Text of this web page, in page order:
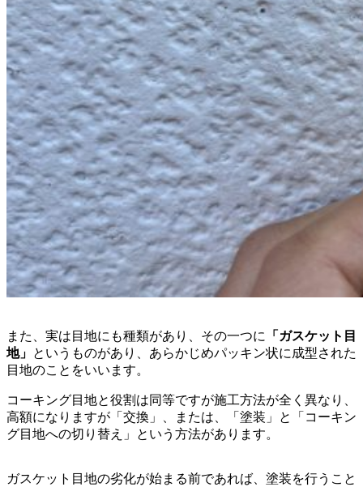
また、 実は目地にも種類があり、その一つに
「ガスケット目
地」 というものがあり、あらかじめパッキン状に成型された
目地のことをいいます。
コーキング目地と役割は同等ですが施工方法が全く異なり、
高額になりますが「交換」、または、「塗装」と「コーキン
グ目地への切り替え」という方法があります。
ガスケット目地の劣化が始まる前であれば、塗装を行うこと